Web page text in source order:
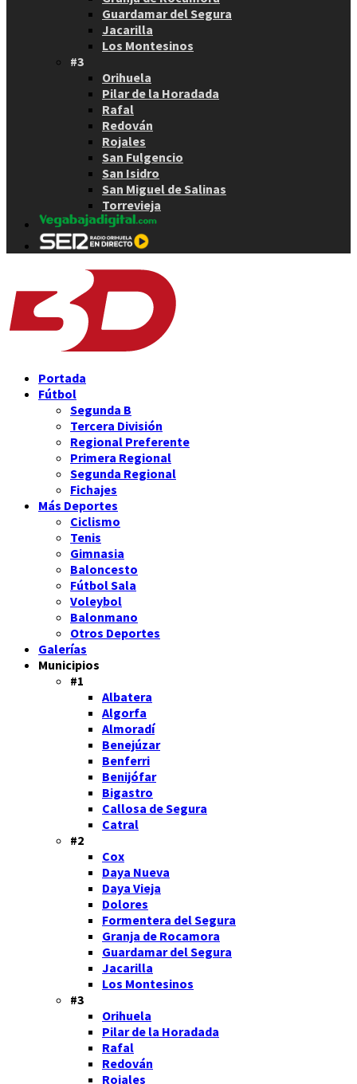
Guardamar del Segura
Jacarilla
Los Montesinos
#3
Orihuela
Pilar de la Horadada
Rafal
Redován
Rojales
San Fulgencio
San Isidro
San Miguel de Salinas
Torrevieja
Portada
Fútbol
Segunda B
Tercera División
Regional Preferente
Primera Regional
Segunda Regional
Fichajes
Más Deportes
Ciclismo
Tenis
Gimnasia
Baloncesto
Fútbol Sala
Voleybol
Balonmano
Otros Deportes
Galerías
Municipios
#1
Albatera
Algorfa
Almoradí
Benejúzar
Benferri
Benijófar
Bigastro
Callosa de Segura
Catral
#2
Cox
Daya Nueva
Daya Vieja
Dolores
Formentera del Segura
Granja de Rocamora
Guardamar del Segura
Jacarilla
Los Montesinos
#3
Orihuela
Pilar de la Horadada
Rafal
Redován
Rojales